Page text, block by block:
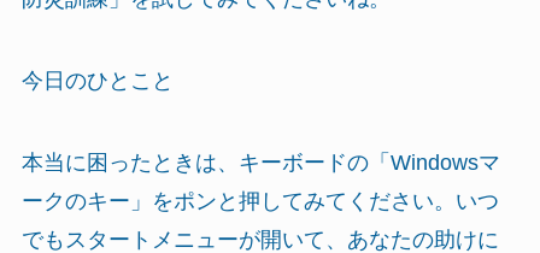
今日のひとこと
本当に困ったときは、キーボードの「Windowsマ
ークのキー」をポンと押してみてください。いつ
でもスタートメニューが開いて、あなたの助けに